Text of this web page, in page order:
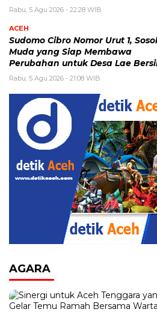
Rabu, 5 Agu 2026 - 22:28 WIB
ACEH
Sudomo Cibro Nomor Urut 1,
Muda yang Siap Membawa
Perubahan untuk Desa Lae
Rabu, 5 Agu 2026 - 21:08 WIB
AGARA